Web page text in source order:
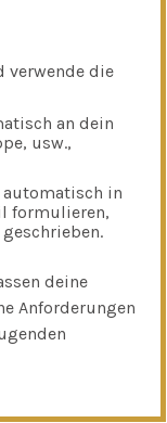
verwende die
an dein
usw.,
automatisch in
formulieren,
deine
Anforderungen